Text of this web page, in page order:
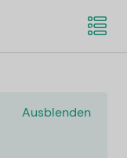
Ausblenden